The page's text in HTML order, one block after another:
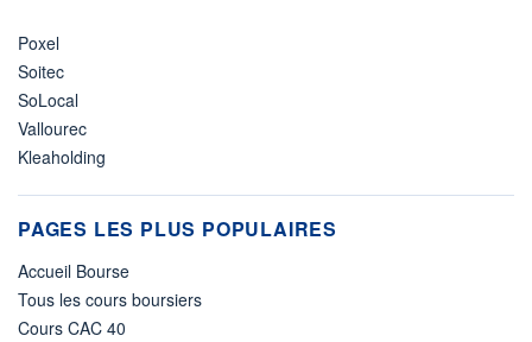
Poxel
Soitec
SoLocal
Vallourec
Kleaholding
PAGES LES PLUS POPULAIRES
Accueil Bourse
Tous les cours boursiers
Cours CAC 40